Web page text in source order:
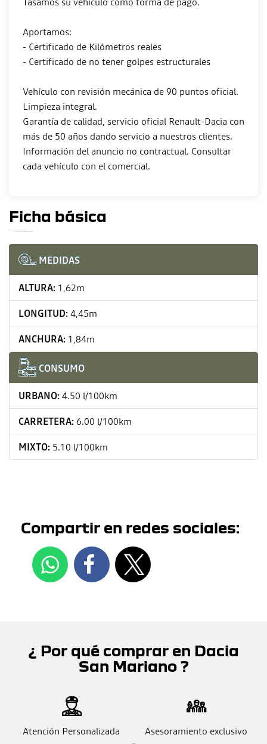
Aportamos:
- Certificado de Kilómetros reales
- Certificado de no tener golpes estructurales
Vehículo con revisión mecánica de 90 puntos oficial.
Limpieza integral.
Garantía de calidad, servicio oficial Renault-Dacia con
más de 50 años dando servicio a nuestros clientes.
Información del anuncio no contractual. Consultar
Ficha básica
MEDIDAS
ALTURA: 1,62m
LONGITUD:4,45m
ANCHURA: 1,84m
CONSUMO
URBANO:4.50 l/100km
CARRETERA:6.00 l/100km
MIXTO: 5.10 l/100km
Compartir en redes sociales:
¿ Por qué comprar en Dacia
San Mariano ?
Atención Personalizada Asesoramiento exclusivo